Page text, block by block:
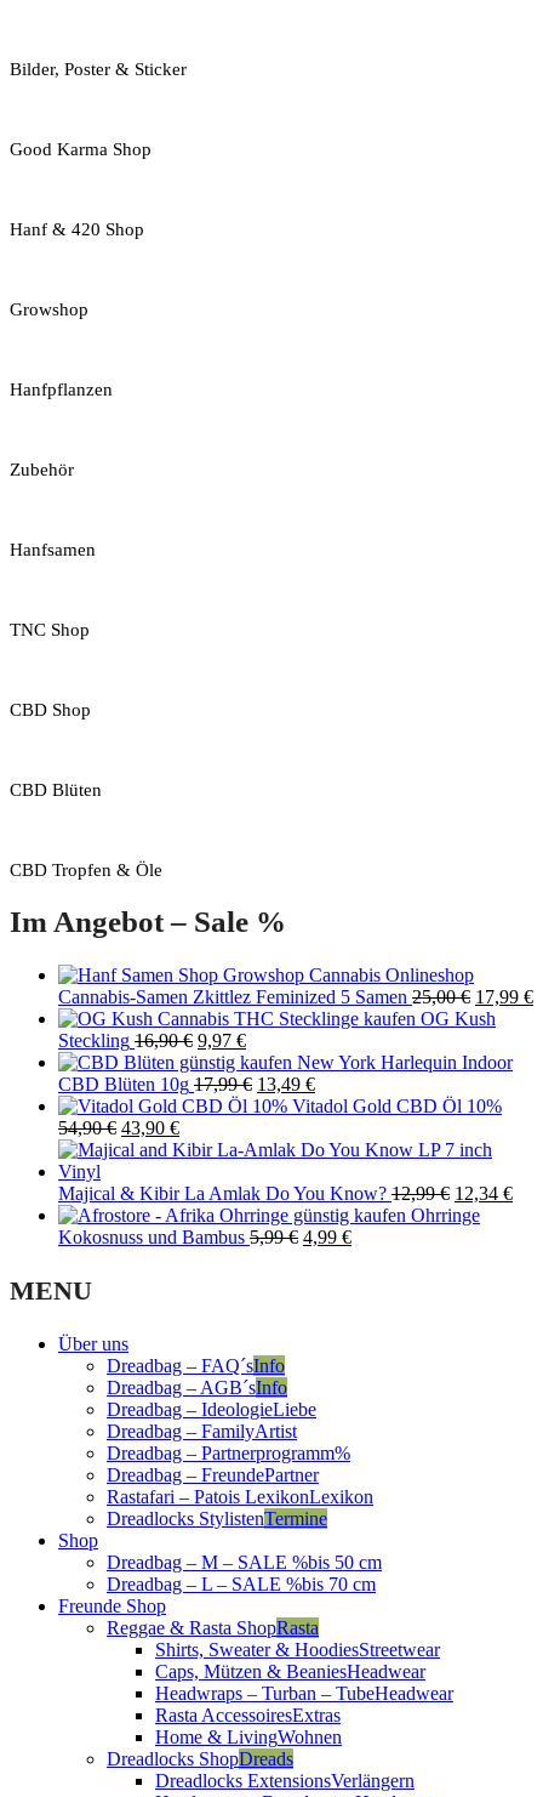
Bilder, Poster & Sticker
Good Karma Shop
Hanf & 420 Shop
Growshop
Hanfpflanzen
Zubehör
Hanfsamen
TNC Shop
CBD Shop
CBD Blüten
CBD Tropfen & Öle
Im Angebot – Sale %
Cannabis-Samen Zkittlez Feminized 5 Samen 25,00€ Original
price
25,00 €.
17,99 €
OG Kush
Steckling 16,90€ Original
price
was:
16,90 €.
9,97 €Current
price
is:
9,97 €.
New York Harlequin Indoor
CBD Blüten 10g 17,99€ Original
price
17,99 €.
13,49 €Current
price
13,49 €.
Vitadol Gold CBD Öl 10%
54,90€ Original
price
54,90 €.
43,90 €Current
price
43,90 €.
Majical & Kibir La Amlak Do You Know? 12,99€ Original
price
12,34 €
Ohrringe
Kokosnuss und Bambus 5,99€ Original
4,99 €Current
MENU
Über uns
Dreadbag – FAQ´sInfo
Dreadbag – AGB´sInfo
Dreadbag – IdeologieLiebe
Dreadbag – FamilyArtist
Dreadbag – Partnerprogramm%
Dreadbag – FreundePartner
Rastafari – Patois LexikonLexikon
Dreadlocks StylistenTermine
Shop
Dreadbag – M – SALE %bis 50 cm
Dreadbag – L – SALE %bis 70 cm
Freunde Shop
Reggae & Rasta ShopRasta
Shirts, Sweater & HoodiesStreetwear
Caps, Mützen & BeaniesHeadwear
Headwraps – Turban – TubeHeadwear
Rasta AccessoiresExtras
Home & LivingWohnen
Dreadlocks ShopDreads
Dreadlocks ExtensionsVerlängern